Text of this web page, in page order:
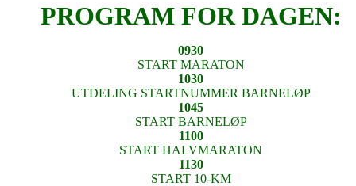
PROGRAM FOR DAGEN:
0930
START MARATON
1030
UTDELING STARTNUMMER BARNELØP
1045
START BARNELØP
1100
START HALVMARATON
1130
START 10-KM